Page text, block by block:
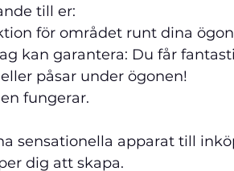
till er:
för området runt dina
kan garantera: Du får
påsar under ögonen!
fungerar.
sensationella apparat till
dig att skapa.